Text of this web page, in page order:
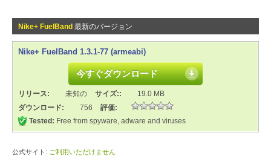
Nike+ FuelBand 最新のバージョン
Nike+ FuelBand 1.3.1-77 (armeabi)
今すぐダウンロード
リリース: 未知の サイズ::
19.0 MB
ダウンロード:
756
評価:
Tested: Free from spyware, adware and viruses
公式サイト: ご利用いただけません